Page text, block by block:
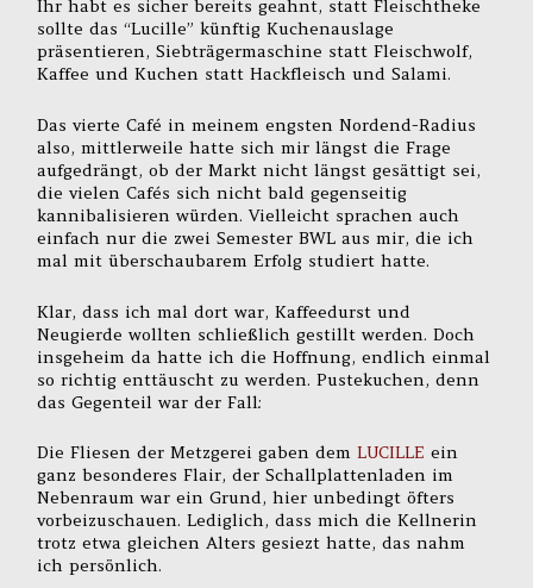
Ihr habt es sicher bereits geahnt, statt Fleischtheke
sollte das “Lucille” künftig Kuchenauslage
präsentieren, Siebträgermaschine statt Fleischwolf,
Kaffee und Kuchen statt Hackfleisch und Salami.
Das vierte Café in meinem engsten Nordend-Radius
also, mittlerweile hatte sich mir längst die Frage
aufgedrängt, ob der Markt nicht längst gesättigt sei,
die vielen Cafés sich nicht bald gegenseitig
kannibalisieren würden. Vielleicht sprachen auch
einfach nur die zwei Semester BWL aus mir, die ich
mal mit überschaubarem Erfolg studiert hatte.
Klar, dass ich mal dort war, Kaffeedurst und
Neugierde wollten schließlich gestillt werden. Doch
insgeheim da hatte ich die Hoffnung, endlich einmal
so richtig enttäuscht zu werden. Pustekuchen, denn
das Gegenteil war der Fall:
Die Fliesen der Metzgerei gaben demLUCILLE ein
ganz besonderes Flair, der Schallplattenladen im
Nebenraum war ein Grund, hier unbedingt öfters
vorbeizuschauen. Lediglich, dass mich die Kellnerin
trotz etwa gleichen Alters gesiezt hatte, das nahm
ich persönlich.